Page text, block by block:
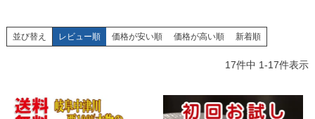
並び替え レビュー順 価格が安い順 価格が高い順 新着順
17件中 1-17件表示